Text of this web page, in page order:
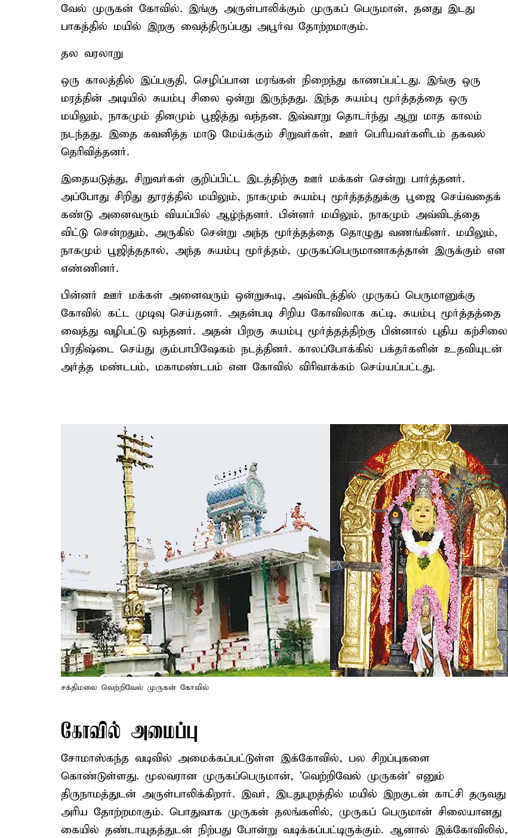
வேல் முருகன் கோவில். இங்கு அருள்பாலிக்கும் முருகப் பெருமான், தனது இடது
பாகத்தில் மயில் இறகு வைத்திருப்பது அபூர்வ தோற்றமாகும்.
தல வரலாறு
ஒரு காலத்தில் இப்பகுதி, செழிப்பான மரங்கள் நிறைந்து காணப்பட்டது. இங்கு ஒரு
மரத்தின் அடியில் சுயம்பு சிலை ஒன்று இருந்தது. இந்த சுயம்பு மூர்த்தத்தை ஒரு
மயிலும், நாகமும் தினமும் பூஜித்து வந்தன. இவ்வாறு தொடர்ந்து ஆறு மாத காலம்
நடந்தது. இதை கவனித்த மாடு மேய்க்கும் சிறுவர்கள், ஊர் பெரியவர்களிடம் தகவல்
தெரிவித்தனர்.
இதையடுத்து, சிறுவர்கள் குறிப்பிட்ட இடத்திற்கு ஊர் மக்கள் சென்று பார்த்தனர்.
அப்போது சிறிது தூரத்தில் மயிலும், நாகமும் சுயம்பு மூர்த்தத்துக்கு பூஜை செய்வதைக்
கண்டு அனைவரும் வியப்பில் ஆழ்ந்தனர். பின்னர் மயிலும், நாகமும் அவ்விடத்தை
விட்டு சென்றதும், அருகில் சென்று அந்த மூர்த்தத்தை தொழுது வணங்கினர். மயிலும்,
நாகமும் பூஜித்ததால், அந்த சுயம்பு மூர்த்தம், முருகப்பெருமானாகத்தான் இருக்கும் என
எண்ணினர்.
பின்னர் ஊர் மக்கள் அனைவரும் ஒன்றுகூடி, அவ்விடத்தில் முருகப் பெருமானுக்கு
கோவில் கட்ட முடிவு செய்தனர். அதன்படி சிறிய கோவிலாக கட்டி, சுயம்பு மூர்த்தத்தை
வைத்து வழிபட்டு வந்தனர். அதன் பிறகு சுயம்பு மூர்த்தத்திற்கு பின்னால் புதிய கற்சிலை
பிரதிஷ்டை செய்து கும்பாபிஷேகம் நடத்தினர். காலப்போக்கில் பக்தர்களின் உதவியுடன்
அர்த்த மண்டபம், மகாமண்டபம் என கோவில் விரிவாக்கம் செய்யப்பட்டது.
சக்திமலை வெற்றிவேல் முருகன் கோவில்
கோவில் அமைப்பு
சோமாஸ்கந்த வடிவில் அமைக்கப்பட்டுள்ள இக்கோவில், பல சிறப்புகளை
கொண்டுள்ளது. மூலவரான முருகப்பெருமான், 'வெற்றிவேல் முருகன்' எனும்
திருநாமத்துடன் அருள்பாலிக்கிறார். இவர், இடதுபுறத்தில் மயில் இறகுடன் காட்சி தருவது
அரிய தோற்றமாகும். பொதுவாக முருகன் தலங்களில், முருகப் பெருமான் சிலையானது
கையில் தண்டாயுதத்துடன் நிற்பது போன்று வடிக்கப்பட்டிருக்கும். ஆனால் இக்கோவிலில்,